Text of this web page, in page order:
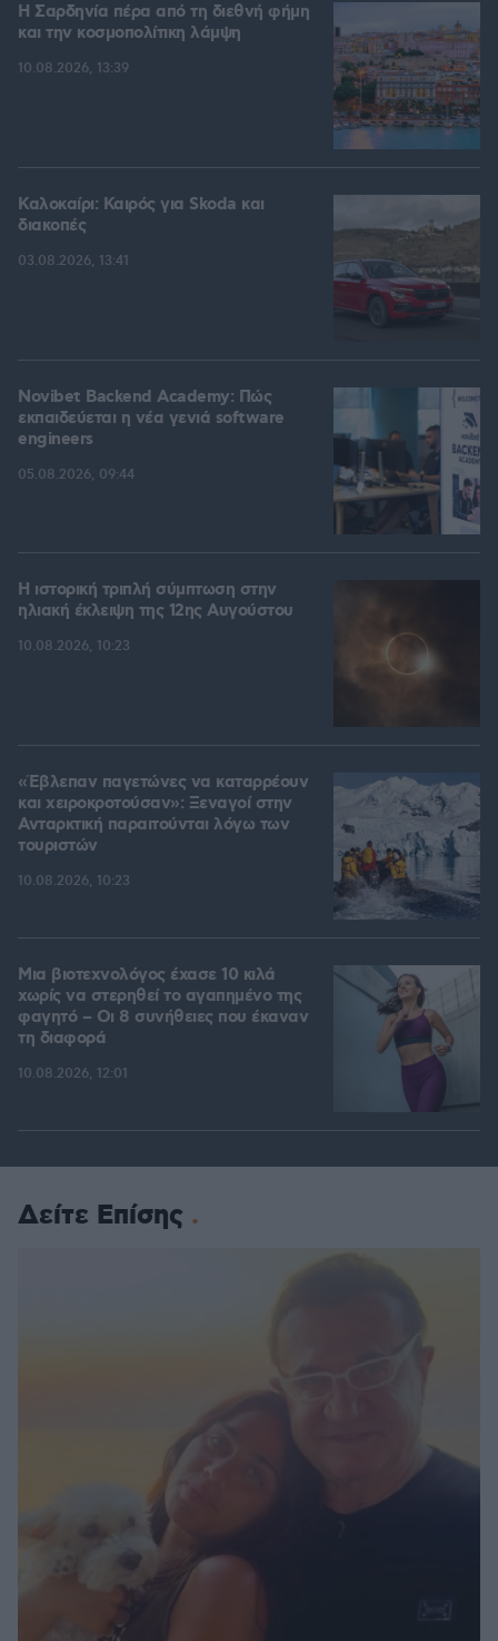
Η Σαρδηνία πέρα από τη διεθνή φήμη
και την κοσμοπολίτικη λάμψη
10.08.2026, 13:39
Καλοκαίρι: Καιρός για Skoda και
διακοπές
03.08.2026, 13:41
Novibet Backend Academy: Πώς
εκπαιδεύεται η νέα γενιά software
engineers
05.08.2026, 09:44
Η ιστορική τριπλή σύμπτωση στην
ηλιακή έκλειψη της 12ης Αυγούστου
10.08.2026, 10:23
«Έβλεπαν παγετώνες να καταρρέουν
και χειροκροτούσαν»: Ξεναγοί στην
Ανταρκτική παραιτούνται λόγω των
τουριστών
10.08.2026, 10:23
Μια βιοτεχνολόγος έχασε 10 κιλά
χωρίς να στερηθεί το αγαπημένο της
φαγητό – Οι 8 συνήθειες που έκαναν
τη διαφορά
10.08.2026, 12:01
Δείτε Επίσης